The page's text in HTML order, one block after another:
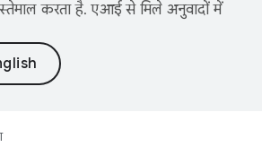
करता है. एआई से मिले अनुवादों में